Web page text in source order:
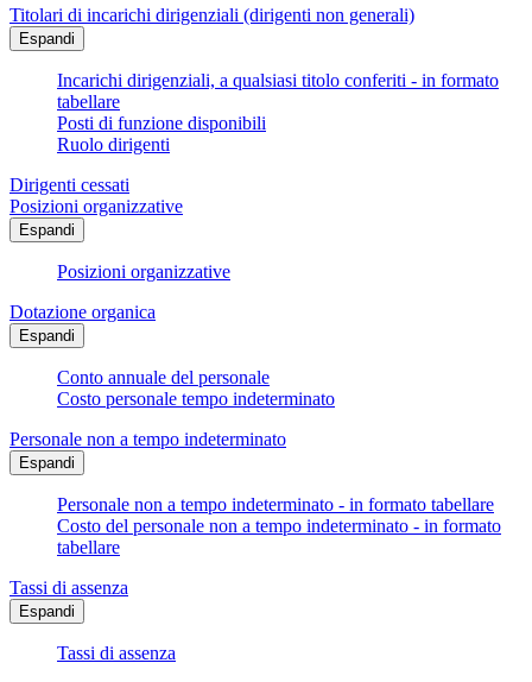
Titolari di incarichi dirigenziali (dirigenti non generali)
Espandi
Incarichi dirigenziali, a qualsiasi titolo conferiti - in formato
tabellare
Posti di funzione disponibili
Ruolo dirigenti
Dirigenti cessati
Posizioni organizzative
Espandi
Posizioni organizzative
Dotazione organica
Espandi
Conto annuale del personale
Costo personale tempo indeterminato
Personale non a tempo indeterminato
Espandi
Personale non a tempo indeterminato - in formato tabellare
Costo del personale non a tempo indeterminato - in formato
tabellare
Tassi di assenza
Espandi
Tassi di assenza